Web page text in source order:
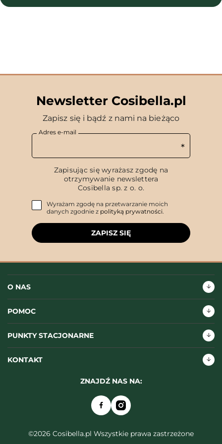
Newsletter Cosibella.pl
Zapisz się i bądź z nami na bieżąco
Adres e-mail
Zapisując się wyrażasz zgodę na
otrzymywanie newslettera
Cosibella sp. z o. o.
Wyrażam zgodę na przetwarzanie moich
danych zgodnie z polityką prywatności.
ZAPISZ SIĘ
O NAS
POMOC
PUNKTY STACJONARNE
KONTAKT
ZNAJDŹ NAS NA:
©2026 Cosibella.pl Wszystkie prawa zastrzeżone